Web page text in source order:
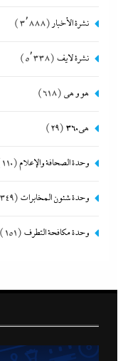
نشرة الأخبار (3٬888)
نشرة لايف (5٬338)
هو و هي (618)
هى360 (29)
وحدة الصحافة والإعلام(110)
وحدة شئون المخابرات (349)
وحدة مكافحة التطرف (151)